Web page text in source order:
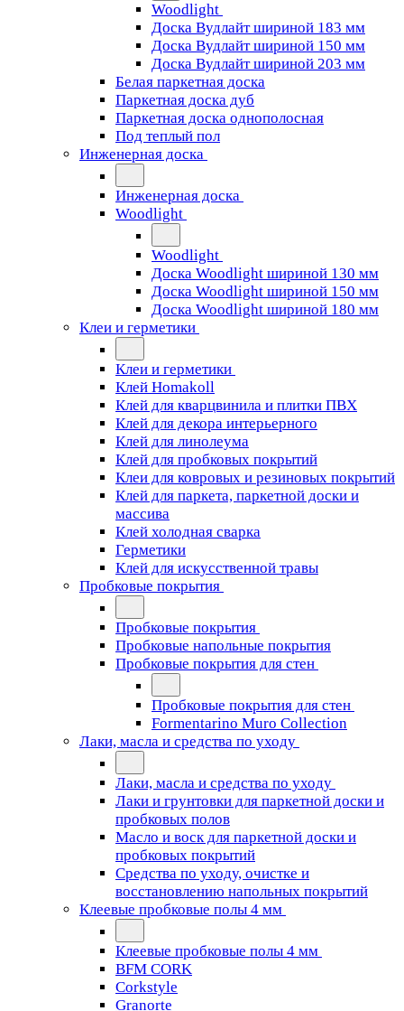
Woodlight
Доска Вудлайт шириной 183 мм
Доска Вудлайт шириной 150 мм
Доска Вудлайт шириной 203 мм
Белая паркетная доска
Паркетная доска дуб
Паркетная доска однополосная
Под теплый пол
Инженерная доска
Инженерная доска
Woodlight
Woodlight
Доска Woodlight шириной 130 мм
Доска Woodlight шириной 150 мм
Доска Woodlight шириной 180 мм
Клеи и герметики
Клеи и герметики
Клей Homakoll
Клей для кварцвинила и плитки ПВХ
Клей для декора интерьерного
Клей для линолеума
Клей для пробковых покрытий
Клеи для ковровых и резиновых покрытий
Клей для паркета, паркетной доски и
массива
Клей холодная сварка
Герметики
Клей для искусственной травы
Пробковые покрытия
Пробковые покрытия
Пробковые напольные покрытия
Пробковые покрытия для стен
Пробковые покрытия для стен
Formentarino Muro Collection
Лаки, масла и средства по уходу
Лаки, масла и средства по уходу
Лаки и грунтовки для паркетной доски и
пробковых полов
Масло и воск для паркетной доски и
пробковых покрытий
Средства по уходу, очистке и
восстановлению напольных покрытий
Клеевые пробковые полы 4 мм
Клеевые пробковые полы 4 мм
BFM CORK
Corkstyle
Granorte